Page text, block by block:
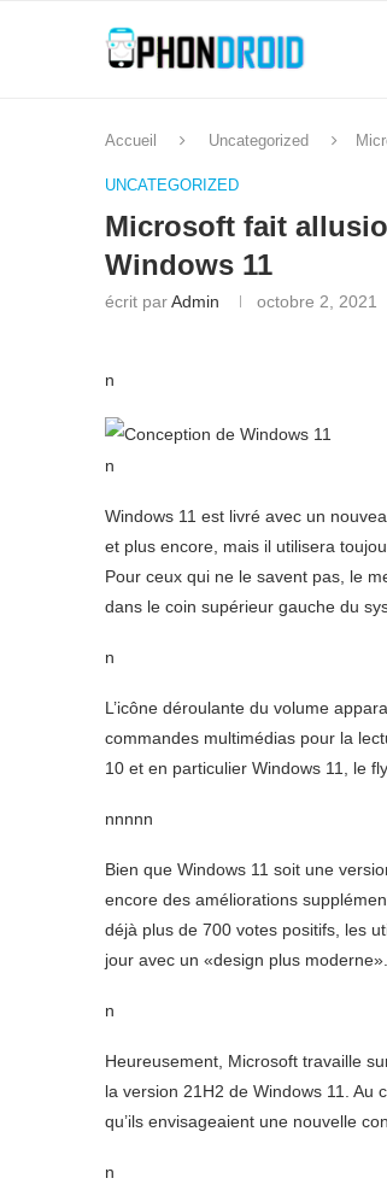
Accueil Uncategorized
UNCATEGORIZED
Microsoft fait
Windows 11
écrit parAdmin octobre 2, 2021
n
n
Windows 11 est livré avec un
et plus encore, mais il utilisera
Pour ceux qui ne le savent pas, le
dans le coin supérieur gauche du
n
L’icône déroulante du volume
commandes multimédias pour la
10 et en particulier Windows 11, le
nnnnn
Bien que Windows 11 soit une
encore des améliorations
déjà plus de 700 votes positifs, les
jour avec un «design plus moderne».
n
Heureusement, Microsoft travaille
la version 21H2 de Windows 11. Au
qu’ils envisageaient une nouvelle
n